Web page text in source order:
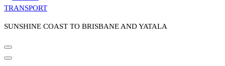
SUNSHINE COAST TO BRISBANE AND YATALA